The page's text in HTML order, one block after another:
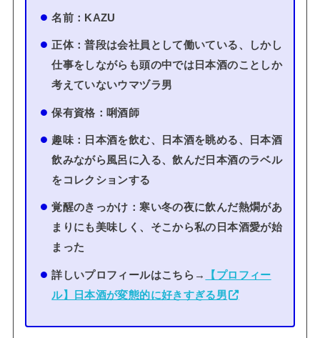
名前：KAZU
正体：普段は会社員として働いている、しかし
仕事をしながらも頭の中では日本酒のことしか
考えていないウマヅラ男
保有資格：唎酒師
趣味：日本酒を飲む、日本酒を眺める、日本酒
飲みながら風呂に入る、飲んだ日本酒のラベル
をコレクションする
覚醒のきっかけ：寒い冬の夜に飲んだ熱燗があ
まりにも美味しく、そこから私の日本酒愛が始
まった
詳しいプロフィールはこちら→
【プロフィー
ル】日本酒が変態的に好きすぎる男